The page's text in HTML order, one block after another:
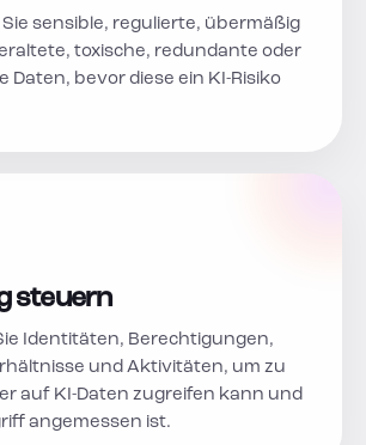
sensible, regulierte, übermäßig
toxische, redundante oder
Daten, bevor diese ein KI-Risiko
steuern
Identitäten, Berechtigungen,
und Aktivitäten, um zu
auf KI-Daten zugreifen kann und
angemessen ist.